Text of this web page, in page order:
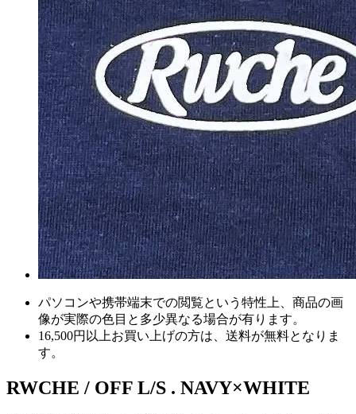
パソコンや携帯端末での閲覧という特性上、商品の画
像が実際の色目と多少異なる場合が有ります。
16,500円以上お買い上げの方は、 送料が無料となりま
す。
RWCHE / OFF L/S . NAVY×WHITE